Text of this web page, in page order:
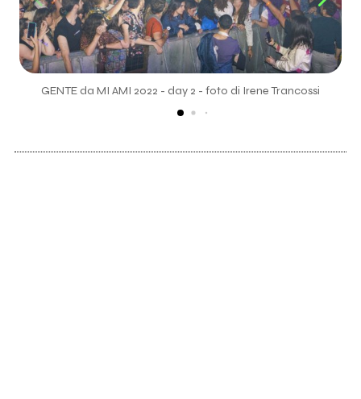
GENTE da MI AMI 2022 - day 2 - foto di Irene Trancossi